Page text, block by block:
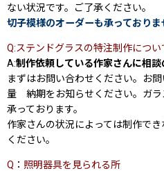
ない状況です。ご了承ください。
切子模様のオーダーも承っておりま
Q:ステンドグラスの特注制作につい
A:制作依頼している作家さんに相
まずはお問い合わせください。お
量 納期をお知らせください。ガラ
承っております。
作家さんの状況によっては制作で
ください。
Q ： 照明器具を見られる所